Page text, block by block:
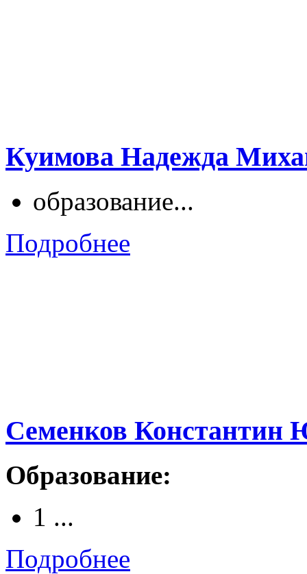
Куимова Надежда
образование...
Подробнее
Семенков Константин
Образование:
1 ...
Подробнее